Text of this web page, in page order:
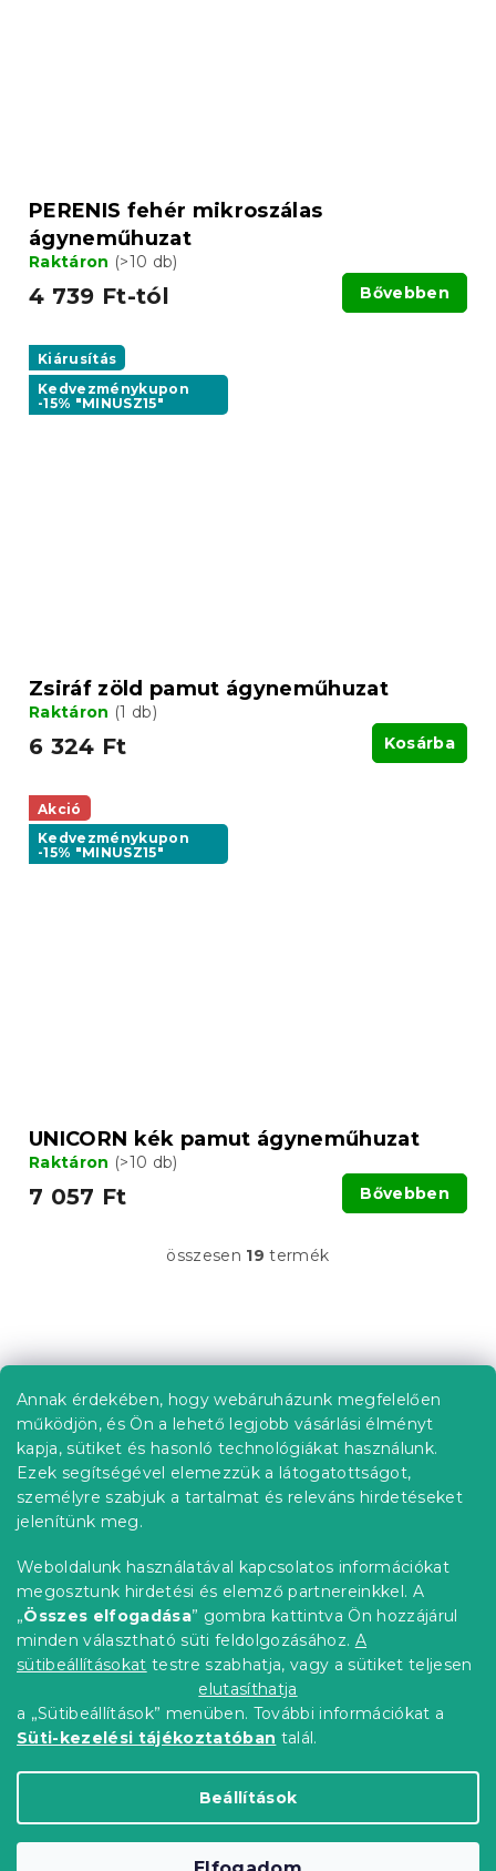
Annak érdekében, hogy webáruházunk megfelelően
működjön, és Ön a lehető legjobb vásárlási élményt
kapja, sütiket és hasonló technológiákat használunk.
Ezek segítségével elemezzük a látogatottságot,
személyre szabjuk a tartalmat és releváns hirdetéseket
jelenítünk meg.
Weboldalunk használatával kapcsolatos információkat
megosztunk hirdetési és elemző partnereinkkel. A
„Összes elfogadása” gombra kattintva Ön hozzájárul
minden választható süti feldolgozásához. A
sütibeállításokat testre szabhatja, vagy a sütiket teljesen
elutasíthatja
a „Sütibeállítások” menüben. További információkat a
Süti-kezelési tájékoztatóban talál.
Beállítások
PERENIS fehér mikroszálas
ágyneműhuzat
Raktáron (>10 db)
4 739 Ft-tól Bővebben
Kiárusítás
Kedvezménykupon
-15% "MINUSZ15"
Zsiráf zöld pamut ágyneműhuzat
Raktáron (1 db)
6 324 Ft Kosárba
Akció
Kedvezménykupon
-15% "MINUSZ15"
UNICORN kék pamut ágyneműhuzat
Raktáron (>10 db)
7 057 Ft Bővebben
L
i
r
á
n
y
í
t
e
l
e
m
e
i
összesen 19 termék
á
Információ az Ön számára
Rendelés követése
Szállítási lehetőségek
Fizetési lehetőségek
Reklamáció és áruvisszaküldés
Elérhetőség
Általános szerződési feltételek
Adatvédelmi nyilatkozat
Blog
Partnereinknek
Copyright 2026Elerheto otthon. Minden jog